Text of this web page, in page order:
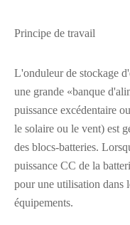
Principe de travail
L'onduleur de stockage
une grande «banque
puissance excédentaire
le solaire ou le vent) est
des blocs-batteries.
puissance CC de la
pour une utilisation dans
équipements.